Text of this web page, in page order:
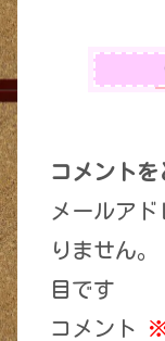
コメントを
メールア
りません。
目です
コメント